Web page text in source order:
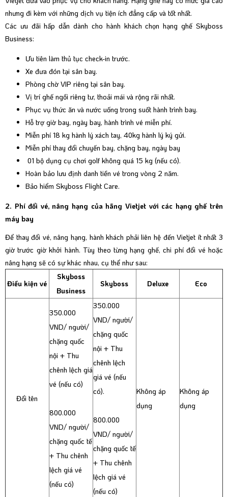
nhưng đi kèm với những dịch vụ tiện ích đẳng cấp và tốt nhất.
Các ưu đãi hấp dẫn dành cho hành khách chọn hạng ghế Skyboss
Business:
Ưu tiên làm thủ tục check-in trước.
Xe đưa đón tại sân bay.
Phòng chờ VIP riêng tại sân bay.
Vị trí ghế ngồi riêng tư, thoải mái và rộng rãi nhất.
Phục vụ thức ăn và nước uống trong suốt hành trình bay.
Hỗ trợ giờ bay, ngày bay, hành trình vé miễn phí.
Miễn phí 18 kg hành lý xách tay, 40kg hành lý ký gửi.
Miễn phí thay đổi chuyến bay, chặng bay, ngày bay
01 bộ dụng cụ chơi golf không quá 15 kg (nếu có).
Hoàn bảo lưu định danh tiền vé trong vòng 2 năm.
Bảo hiểm Skyboss Flight Care.
2. Phí đổi vé, nâng hạng của hãng Vietjet với các hạng ghế trên
máy bay
Để thay đổi vé, nâng hạng, hành khách phải liên hệ đến Vietjet ít nhất 3
giờ trước giờ khởi hành. Tùy theo từng hạng ghế, chi phí đổi vé hoặc
nâng hạng sẽ có sự khác nhau, cụ thể như sau:
Điều kiện vé
Skyboss
Business
Skyboss Deluxe Eco
Đổi tên
350.000
VND/ người/
chặng quốc
nội + Thu
chênh lệch giá
vé (nếu có)
800.000
VND/ người/
chặng quốc tế
+ Thu chênh
lệch giá vé
(nếu có)
350.000
VND/ người/
chặng quốc
nội + Thu
chênh lệch
giá vé (nếu
có).
800.000
VND/ người/
chặng quốc tế
+ Thu chênh
lệch giá vé
(nếu có)
Không áp
dụng
Không áp
dụng